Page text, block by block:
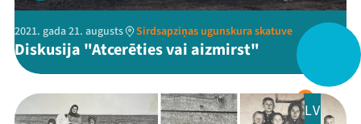
Festivāls
Programma
Arhīvs
2021. gada 21. augusts Sirdsapziņas ugunskura skatuve
Diskusija "Atcerēties vai aizmirst"
LV